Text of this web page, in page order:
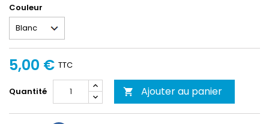
Couleur
5,00 € TTC
Quantité  Ajouter au panier